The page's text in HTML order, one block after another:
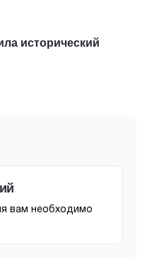
исторический
вам необходимо